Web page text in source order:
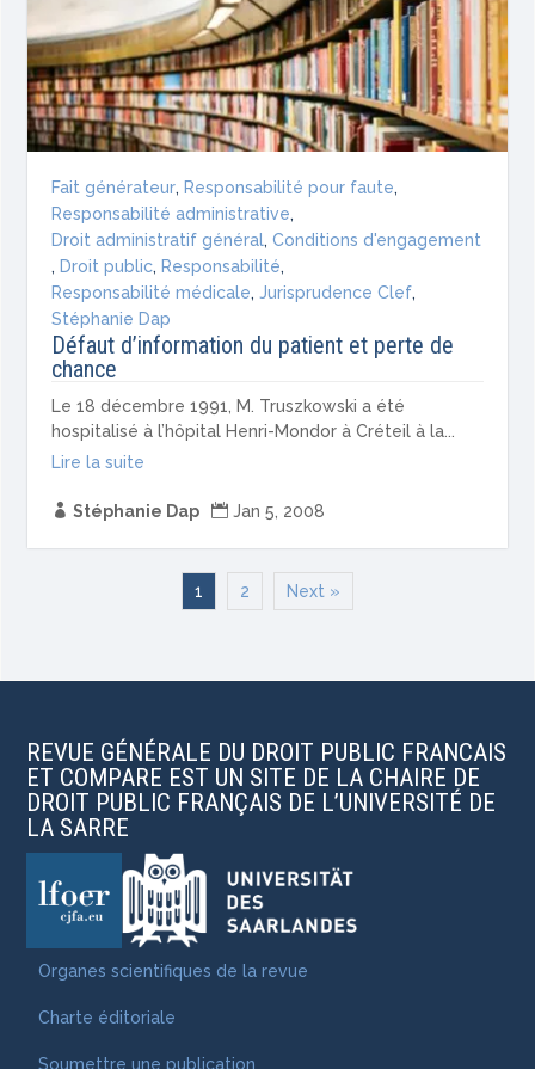
Fait générateur, Responsabilité pour faute,
Responsabilité administrative,
Droit administratif général,Conditions d'engagement
, Droit public, Responsabilité,
Responsabilité médicale,Jurisprudence Clef,
Stéphanie Dap
Défaut d’information du patient et perte de
chance
Le 18 décembre 1991, M. Truszkowski a été
hospitalisé à l’hôpital Henri-Mondor à Créteil à la...
Lire la suite
 Stéphanie Dap  Jan 5, 2008
1 2 Next »
REVUE GÉNÉRALE DU DROIT PUBLIC FRANCAIS
ET COMPARE EST UN SITE DE LA CHAIRE DE
DROIT PUBLIC FRANÇAIS DE L’UNIVERSITÉ DE
LA SARRE
Organes scientifiques de la revue
Charte éditoriale
Soumettre une publication